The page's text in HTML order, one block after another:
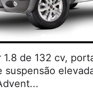
1.8 de 132 cv,
suspensão